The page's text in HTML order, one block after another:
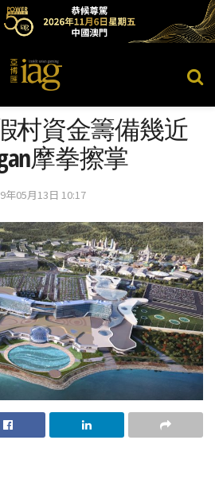
村資金籌備幾近
摩拳擦掌
年05月13日 10:17